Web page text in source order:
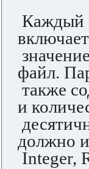
Каждый
файл.
также
и
должно
Integer,